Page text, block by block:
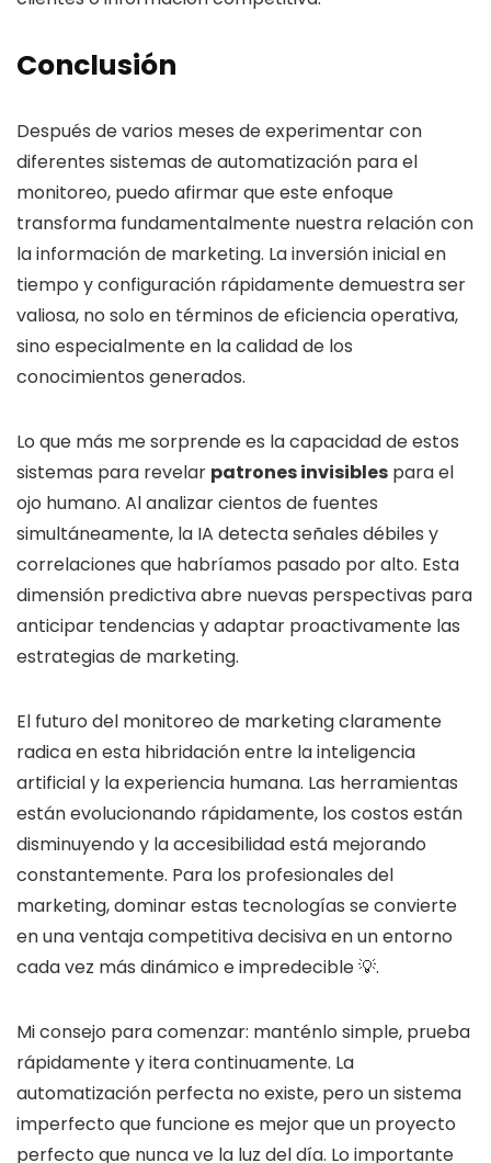
Conclusión
Después de varios meses de experimentar con
diferentes sistemas de automatización para el
monitoreo, puedo afirmar que este enfoque
transforma fundamentalmente nuestra relación con
la información de marketing. La inversión inicial en
tiempo y configuración rápidamente demuestra ser
valiosa, no solo en términos de eficiencia operativa,
sino especialmente en la calidad de los
conocimientos generados.
Lo que más me sorprende es la capacidad de estos
sistemas para revelar patrones invisibles para el
ojo humano. Al analizar cientos de fuentes
simultáneamente, la IA detecta señales débiles y
correlaciones que habríamos pasado por alto. Esta
dimensión predictiva abre nuevas perspectivas para
anticipar tendencias y adaptar proactivamente las
estrategias de marketing.
El futuro del monitoreo de marketing claramente
radica en esta hibridación entre la inteligencia
artificial y la experiencia humana. Las herramientas
están evolucionando rápidamente, los costos están
disminuyendo y la accesibilidad está mejorando
constantemente. Para los profesionales del
marketing, dominar estas tecnologías se convierte
en una ventaja competitiva decisiva en un entorno
cada vez más dinámico e impredecible 💡.
Mi consejo para comenzar: manténlo simple, prueba
rápidamente y itera continuamente. La
automatización perfecta no existe, pero un sistema
imperfecto que funcione es mejor que un proyecto
perfecto que nunca ve la luz del día. Lo importante